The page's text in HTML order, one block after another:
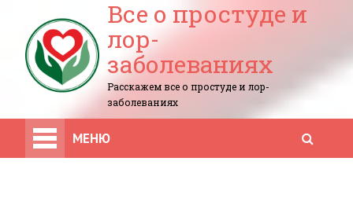
Все о простуде и
лор-
заболеваниях
Расскажем все о простуде и лор-
заболеваниях
МЕНЮ